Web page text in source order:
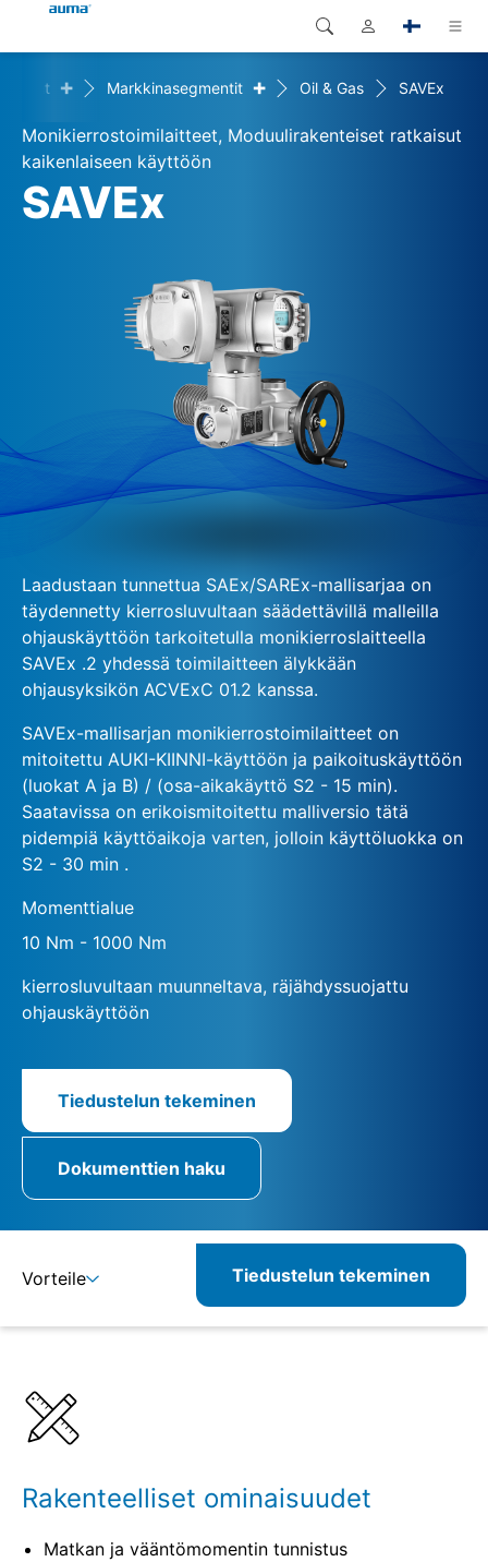
Tuotteet
Ratkaisut
Dokumentit
Global
Eurooppa
Aasia ja Tyynen valtameren
Pohjois-Amerikka
Haku
+ Markkinasegmentit + Oil & Gas SAVEx
Monikierrostoimilaitteet, Moduulirakenteiset ratkaisut
kaikenlaiseen käyttöön
SAVEx
Laadustaan tunnettua SAEx/SAREx-mallisarjaa on
täydennetty kierrosluvultaan säädettävillä malleilla
ohjauskäyttöön tarkoitetulla monikierroslaitteella
SAVEx .2 yhdessä toimilaitteen älykkään
ohjausyksikön ACVExC 01.2 kanssa.
SAVEx-mallisarjan monikierrostoimilaitteet on
mitoitettu AUKI-KIINNI-käyttöön ja paikoituskäyttöön
(luokat A ja B) / (osa-aikakäyttö S2 - 15 min).
Saatavissa on erikoismitoitettu malliversio tätä
pidempiä käyttöaikoja varten, jolloin käyttöluokka on
S2 - 30 min .
Momenttialue
10 Nm - 1000 Nm
kierrosluvultaan muunneltava, räjähdyssuojattu
ohjauskäyttöön
Tiedustelun tekeminen
Dokumenttien haku
Vorteile
Vastaavat tuotteet
Tiedustelun tekeminen
Rakenteelliset ominaisuudet
Matkan ja vääntömomentin tunnistus